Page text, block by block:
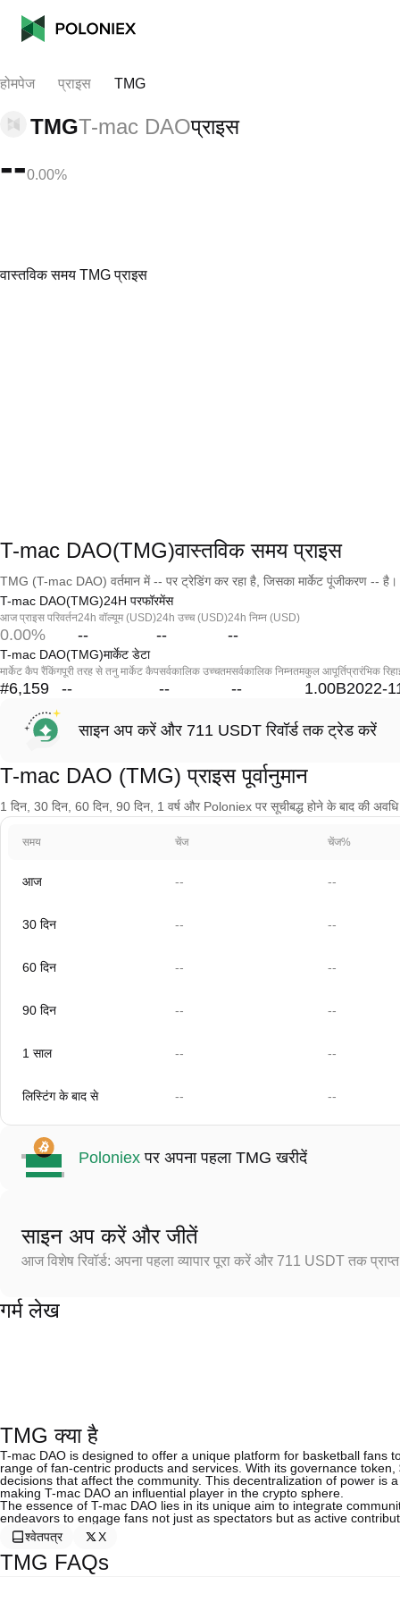
होमपेज प्राइस TMG
TMGT-mac DAOप्राइस
--0.00%
वास्तविक समय TMG प्राइस
T-mac DAO(TMG)वास्तविक समय प्राइस
TMG (T-mac DAO) वर्तमान में -- पर ट्रेडिंग कर रहा है, जिसका मार्केट पूंजीकरण -- है।
T-mac DAO(TMG)24H परफॉरमेंस
आज प्राइस परिवर्तन
0.00%
24h वॉल्यूम (USD)
--
24h उच्च (USD)
--
24h निम्न (USD)
--
T-mac DAO(TMG)मार्केट डेटा
मार्केट कैप रैंकिंग
#6,159
पूरी तरह से तनु मार्केट कैप
--
सर्वकालिक उच्चतम
--
सर्वकालिक निम्नतम
--
कुल आपूर्ति
1.00B
प्रारंभिक
2022-
साइन अप करें और 711 USDT रिवॉर्ड तक ट्रेड करें
T-mac DAO (TMG) प्राइस पूर्वानुमान
1 दिन, 30 दिन, 60 दिन, 90 दिन, 1 वर्ष और Poloniex पर सूचीबद्ध होने के बाद की
समय चेंज चेंज%
आज -- --
30 दिन -- --
60 दिन -- --
90 दिन -- --
1 साल -- --
लिस्टिंग के बाद से -- --
Poloniex पर अपना पहला TMG खरीदें
साइन अप करें और जीतें
आज विशेष रिवॉर्ड: अपना पहला व्यापार पूरा करें और 711 USDT तक
गर्म लेख
TMG क्या है
T-mac DAO is designed to offer a unique platform for basketball fans
range of fan-centric products and services. With its governance
decisions that affect the community. This decentralization of power is
making T-mac DAO an influential player in the crypto sphere.
The essence of T-mac DAO lies in its unique aim to integrate
endeavors to engage fans not just as spectators but as active
श्वेतपत्र
X
TMG FAQs